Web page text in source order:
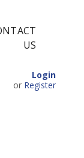
US
Login
key)
or Register